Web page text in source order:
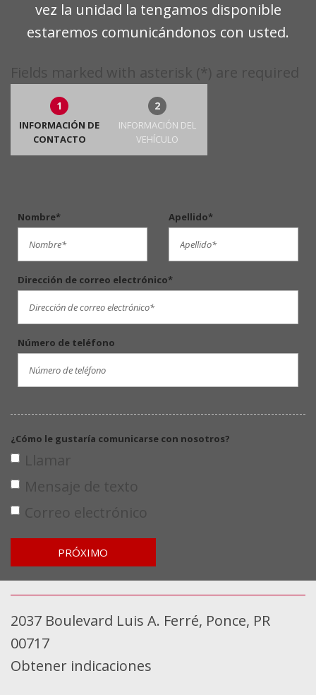
vez la unidad la tengamos disponible
estaremos comunicándonos con usted.
Fields marked with asterisk (*) are required
1
INFORMACIÓN DE
CONTACTO
2
INFORMACIÓN DEL
VEHÍCULO
Nombre* Apellido*
Dirección de correo electrónico*
Número de teléfono
¿Cómo le gustaría comunicarse con nosotros?
Llamar
Mensaje de texto
Correo electrónico
PRÓXIMO
2037 Boulevard Luis A. Ferré, Ponce, PR
00717
Obtener indicaciones